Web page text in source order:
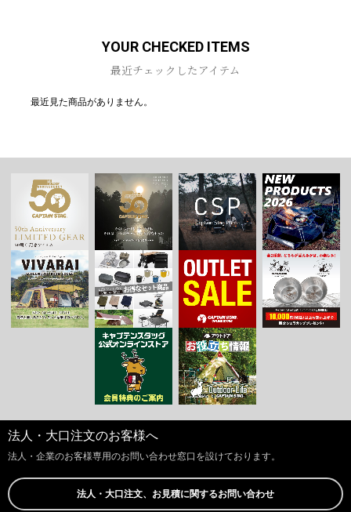
YOUR CHECKED ITEMS
最近チェックしたアイテム
最近見た商品がありません。
法人・大口注文のお客様へ
法人・企業のお客様専用のお問い合わせ窓口を設けております。
法人・大口注文、お見積に関するお問い合わせ